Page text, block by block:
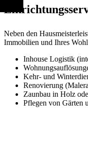
Neben den
Immobilien und Ihres
Inhouse Logistik
Kehr- und
Renovierung
Zaunbau in Holz
Pflegen von Gärten